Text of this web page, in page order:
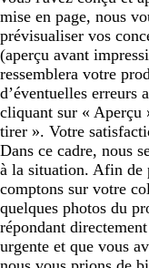
mise en page, nous
prévisualiser vos
(aperçu avant
ressemblera votre
d’éventuelles erreurs
cliquant sur « Aperçu
tirer ». Votre
Dans ce cadre, nous
à la situation. Afin de
comptons sur votre
quelques photos du
répondant
urgente et que vous